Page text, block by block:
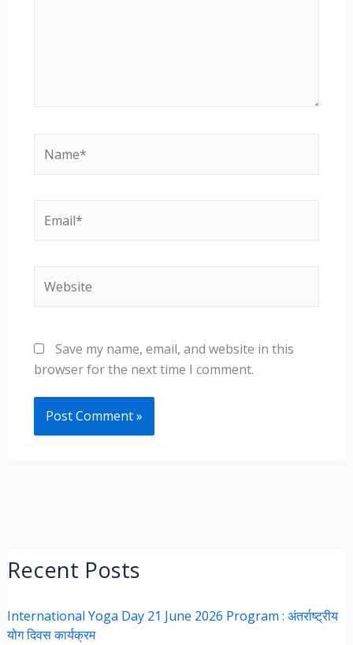
Save my name, email, and website in this
browser for the next time I comment.
Recent Posts
International Yoga Day 21 June 2026 Program : अंतर्राष्ट्रीय
योग दिवस कार्यक्रम